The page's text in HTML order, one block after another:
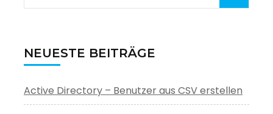
nach:
NEUESTE BEITRÄGE
Active Directory – Benutzer aus CSV erstellen